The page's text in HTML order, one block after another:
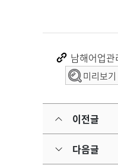
남해어업
미리보기
이전글
다음글